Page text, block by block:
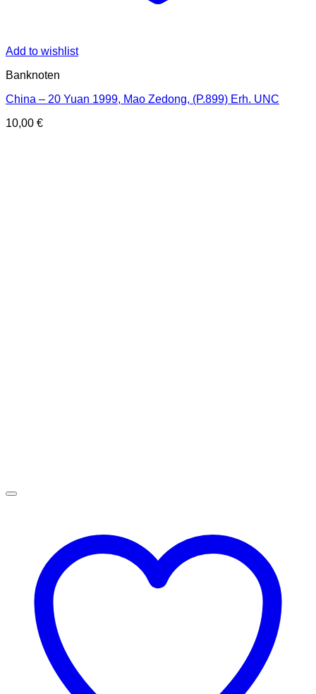
Add to wishlist
Banknoten
China – 20 Yuan 1999, Mao Zedong, (P.899) Erh. UNC
10,00 €